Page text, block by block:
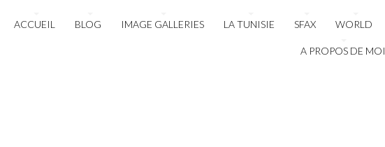
ACCUEIL BLOG IMAGE GALLERIES LA TUNISIE SFAX WORLD
A PROPOS DE MOI